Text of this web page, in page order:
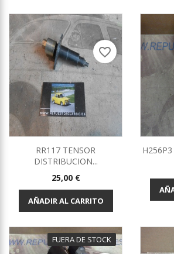
RR117 TENSOR
DISTRIBUCION...
Precio
25,00 €
AÑADIR AL CARRITO
favorite_border
H256P3
FUERA DE STOCK